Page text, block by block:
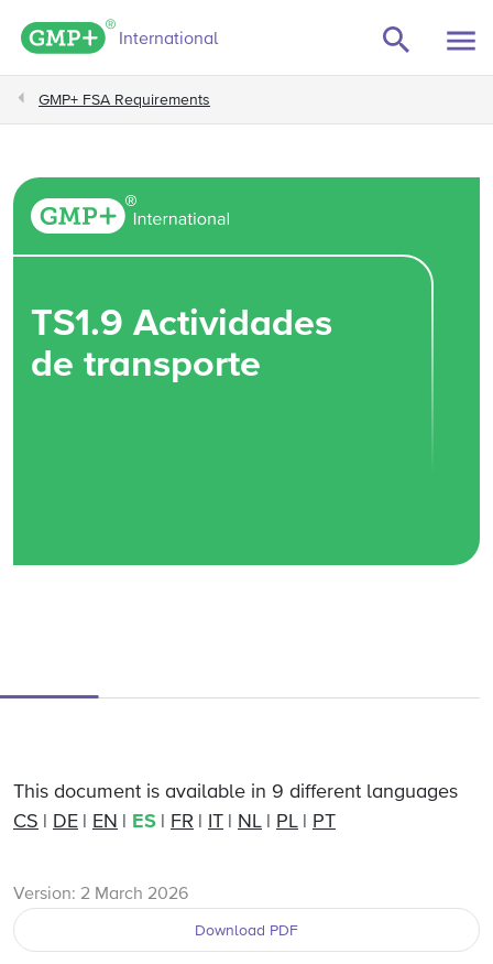
GMP+ logo
International
GMP+ FSA Requirements
TS1.9 Actividades
de transporte
This document is available in 9 different languages
CS
DE EN ES FR IT NL PL PT
Version: 2 March 2026
Download PDF